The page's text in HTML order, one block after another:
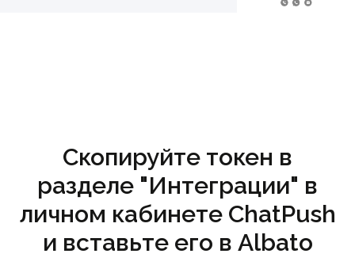
Скопируйте токен в
разделе "Интеграции" в
личном кабинете ChatPush
и вставьте его в Albato